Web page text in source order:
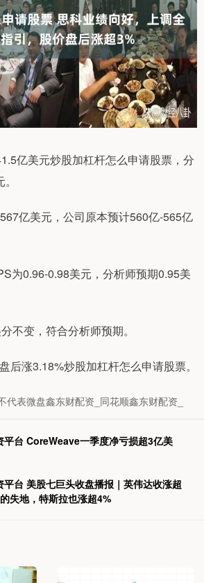
亿美元炒股加杠杆怎么申请股票，分
亿美元，公司原本预计560亿-565亿
为0.96-0.98美元，分析师预期0.95美
不变，符合分析师预期。
后涨3.18%炒股加杠杆怎么申请股票。
表微盘鑫东财配资_同花顺鑫东财配资_
平台 CoreWeave一季度净亏损超3亿美
平台 美股七巨头收盘播报｜英伟达收涨超
失地，特斯拉也涨超4%